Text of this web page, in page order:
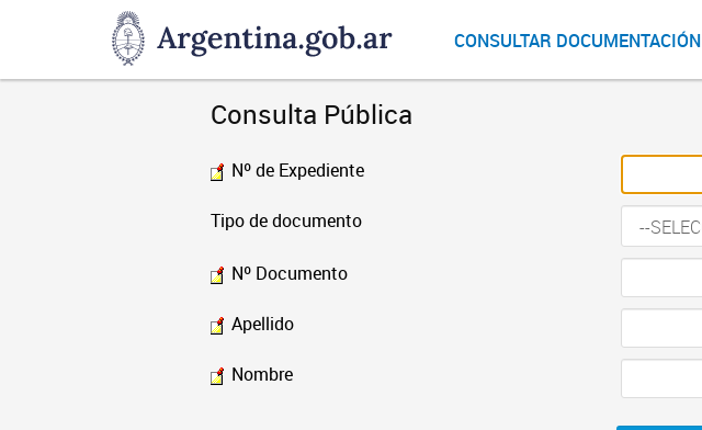
DNGU
Dirección
Nacional
CONSULTAR DOCUMENTACIÓN
Consulta Pública
Nº de Expediente
Tipo de documento
Nº Documento
Apellido
Nombre